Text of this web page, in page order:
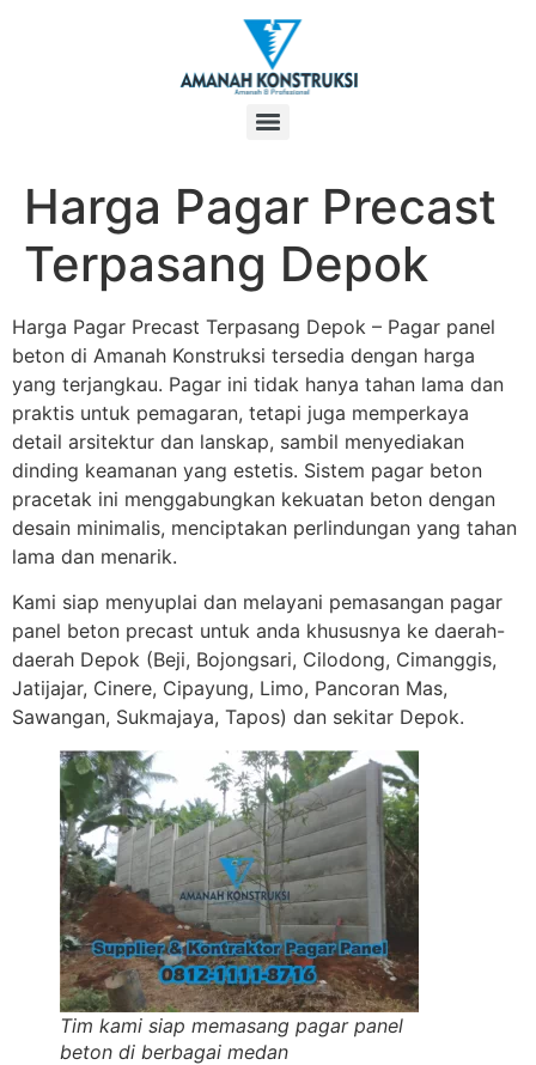
Harga Pagar Precast
Terpasang Depok
Harga Pagar Precast Terpasang Depok – Pagar panel
beton di Amanah Konstruksi tersedia dengan harga
yang terjangkau. Pagar ini tidak hanya tahan lama dan
praktis untuk pemagaran, tetapi juga memperkaya
detail arsitektur dan lanskap, sambil menyediakan
dinding keamanan yang estetis. Sistem pagar beton
pracetak ini menggabungkan kekuatan beton dengan
desain minimalis, menciptakan perlindungan yang tahan
lama dan menarik.
Kami siap menyuplai dan melayani pemasangan pagar
panel beton precast untuk anda khususnya ke daerah-
daerah Depok (Beji, Bojongsari, Cilodong, Cimanggis,
Jatijajar, Cinere, Cipayung, Limo, Pancoran Mas,
Sawangan, Sukmajaya, Tapos) dan sekitar Depok.
Tim kami siap memasang pagar panel
beton di berbagai medan